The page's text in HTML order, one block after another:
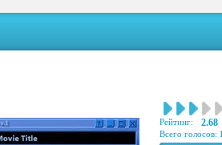
Рейтинг: 2.68
Всего голосов: